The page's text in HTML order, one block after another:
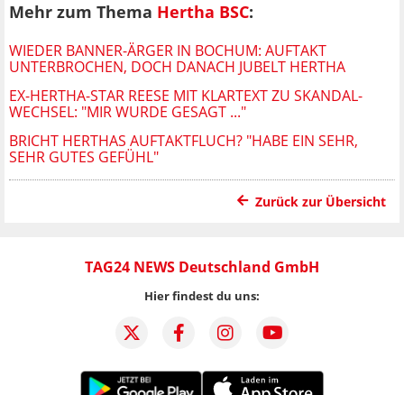
Mehr zum Thema Hertha BSC:
WIEDER BANNER-ÄRGER IN BOCHUM: AUFTAKT
UNTERBROCHEN, DOCH DANACH JUBELT HERTHA
EX-HERTHA-STAR REESE MIT KLARTEXT ZU SKANDAL-
WECHSEL: "MIR WURDE GESAGT ..."
BRICHT HERTHAS AUFTAKTFLUCH? "HABE EIN SEHR,
SEHR GUTES GEFÜHL"
Zurück zur Übersicht
TAG24 NEWS Deutschland GmbH
Hier findest du uns: